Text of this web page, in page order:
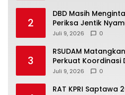
2
DBD Masih
Periksa Jentik
Juli 9, 2026 0
3
RSUDAM
Perkuat Koordinasi
Jawab Pasien
Juli 9, 2026 0
RAT KPRI Saptawa